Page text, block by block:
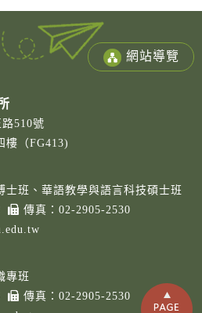
網站導覽
510號
樓（FG413)
士班、華語教學與語言科技碩士班
傳真：02-2905-2530
專班
傳真：02-2905-2530